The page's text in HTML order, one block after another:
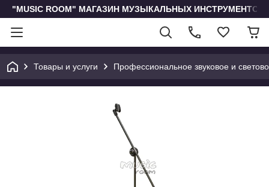
"MUSIC ROOM" МАГАЗИН МУЗЫКАЛЬНЫХ
Товары и услуги Профессиональное звуковое и